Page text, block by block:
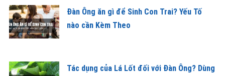
Đàn Ông ăn gì để Sinh Con Trai? Yếu Tố
nào cần Kèm Theo
Tác dụng của Lá Lốt đối với Đàn Ông? Dùng